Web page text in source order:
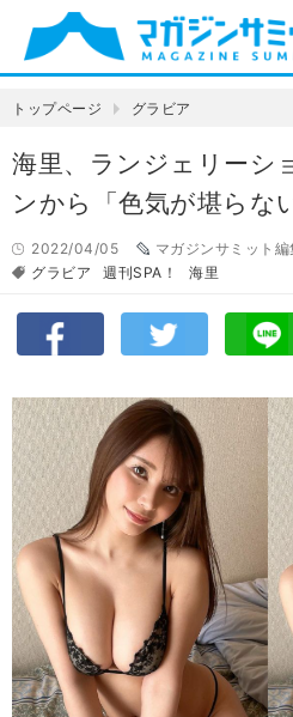
トップページ グラビア
海里、ランジェリーシ
ンから「色気が堪らな
2022/04/05
マガジンサミット編
グラビア
週刊SPA！ 海里